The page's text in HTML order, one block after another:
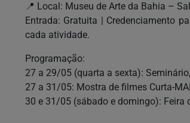
📍 Local: Museu de Arte da Bahia –
Entrada: Gratuita | Credenciamento
cada atividade.
Programação:
27 a 29/05 (quarta a sexta):
27 a 31/05: Mostra de filmes Curta-
30 e 31/05 (sábado e domingo): Feira